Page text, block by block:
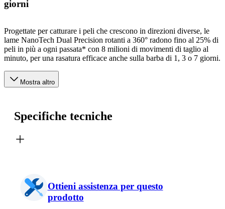
giorni
Progettate per catturare i peli che crescono in direzioni diverse, le
lame NanoTech Dual Precision rotanti a 360° radono fino al 25% di
peli in più a ogni passata* con 8 milioni di movimenti di taglio al
minuto, per una rasatura efficace anche sulla barba di 1, 3 o 7 giorni.
Mostra altro
Specifiche tecniche
Ottieni assistenza per questo
prodotto